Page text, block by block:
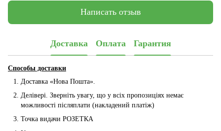
Написать отзыв
Доставка Оплата Гарантия
Способы доставки
Доставка «Нова Пошта».
Делівері. Зверніть увагу, що у всіх пропозиціях немає
можливості післяплати (накладений платіж)
Точка видачи РОЗЕТКА